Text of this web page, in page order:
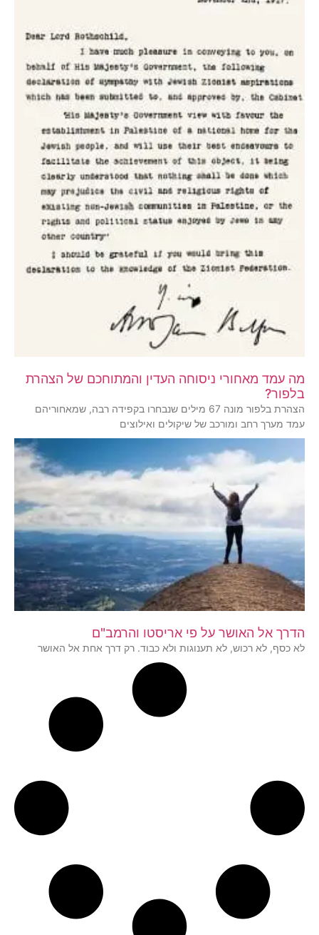
מה עמד מאחורי ניסוחה העדין והמתוחכם של הצהרת
בלפור?
הצהרת בלפור מונה 67 מילים שנבחרו בקפידה רבה, שמאחוריהם
עמד מערך רחב ומורכב של שיקולים ואילוצים
הדרך אל האושר על פי אריסטו והרמב"ם
לא כסף, לא רכוש, לא תענוגות ולא כבוד. רק דרך אחת אל האושר